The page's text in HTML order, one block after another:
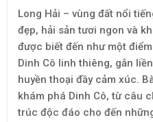
Long Hải – vùng đất nổi
đẹp, hải sản tươi ngon và
được biết đến như một
Dinh Cô linh thiêng, gắn
huyền thoại đầy cảm xúc.
khám phá Dinh Cô, từ câu
trúc độc đáo cho đến